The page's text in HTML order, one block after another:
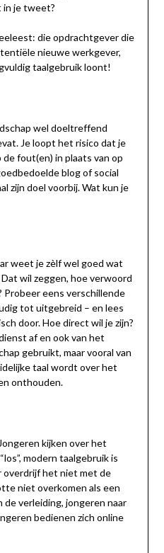
in je tweet?
die opdrachtgever die
nieuwe werkgever,
taalgebruik loont!
wel doeltreffend
Je loopt het risico dat je
fout(en) in plaats van op
blog of social
zijn doel voorbij. Wat kun je
weet je zèlf wel goed wat
wil zeggen, hoe verwoord
Probeer eens verschillende
tot uitgebreid – en lees
door. Hoe direct wil je zijn?
af en ook van het
gebruikt, maar vooral van
taal wordt over het
onthouden.
kijken over het
modern taalgebruik is
overdrijf het niet met de
niet overkomen als een
de verleiding, jongeren naar
bedienen zich online